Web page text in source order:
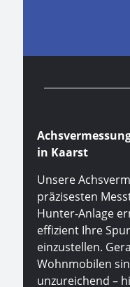
in Kaarst
Unsere
präzisesten
Hunter-Anlage
effizient Ihre
einzustellen.
Wohnmobilen
unzureichend –